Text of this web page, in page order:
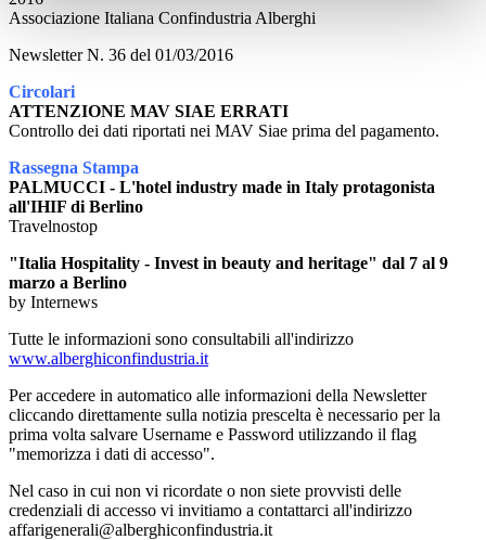
Associazione Italiana Confindustria Alberghi
Newsletter N. 36 del 01/03/2016
Circolari
ATTENZIONE MAV SIAE ERRATI
Controllo dei dati riportati nei MAV Siae prima del pagamento.
Rassegna Stampa
PALMUCCI - L'hotel industry made in Italy protagonista
all'IHIF di Berlino
Travelnostop
"Italia Hospitality - Invest in beauty and heritage" dal 7 al 9
marzo a Berlino
by Internews
Tutte le informazioni sono consultabili all'indirizzo
www.alberghiconfindustria.it
Per accedere in automatico alle informazioni della Newsletter
cliccando direttamente sulla notizia prescelta è necessario per la
prima volta salvare Username e Password utilizzando il flag
"memorizza i dati di accesso".
Nel caso in cui non vi ricordate o non siete provvisti delle
credenziali di accesso vi invitiamo a contattarci all'indirizzo
affarigenerali@alberghiconfindustria.it